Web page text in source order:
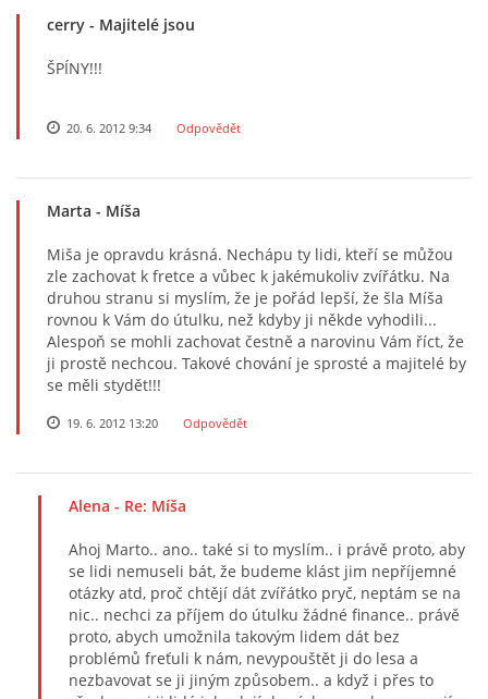
cerry - Majitelé jsou
ŠPÍNY!!!
20. 6. 2012 9:34 Odpovědět
Marta - Míša
Miša je opravdu krásná. Nechápu ty lidi, kteří se můžou
zle zachovat k fretce a vůbec k jakémukoliv zvířátku. Na
druhou stranu si myslím, že je pořád lepší, že šla Míša
rovnou k Vám do útulku, než kdyby ji někde vyhodili...
Alespoň se mohli zachovat čestně a narovinu Vám říct, že
ji prostě nechcou. Takové chování je sprosté a majitelé by
se měli stydět!!!
19. 6. 2012 13:20 Odpovědět
Alena - Re: Míša
Ahoj Marto.. ano.. také si to myslím.. i právě proto, aby
se lidi nemuseli bát, že budeme klást jim nepříjemné
otázky atd, proč chtějí dát zvířátko pryč, neptám se na
nic.. nechci za příjem do útulku žádné finance.. právě
proto, abych umožnila takovým lidem dát bez
problémů freťuli k nám, nevypouštět ji do lesa a
nezbavovat se ji jiným způsobem.. a když i přes to